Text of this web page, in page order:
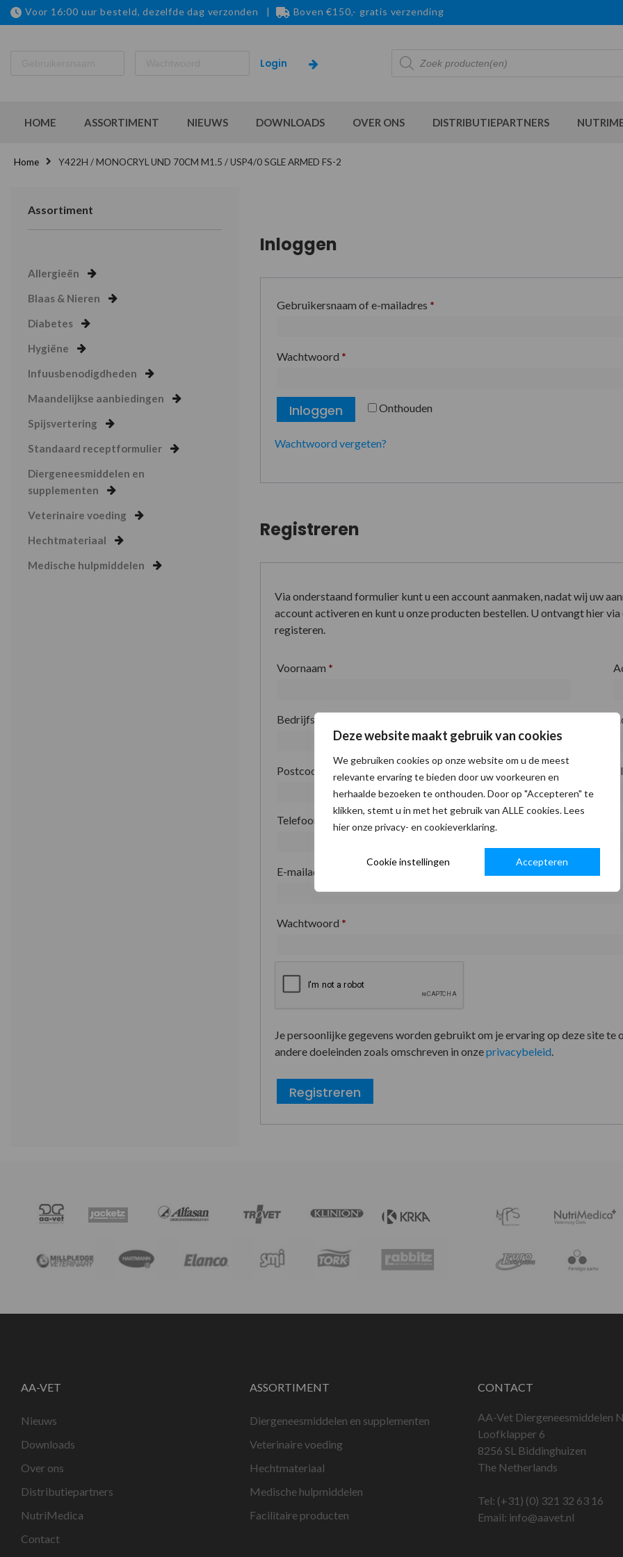
Deze website maakt gebruik van cookies
We gebruiken cookies op onze website om u de meest
relevante ervaring te bieden door uw voorkeuren en
herhaalde bezoeken te onthouden. Door op "Accepteren" te
klikken, stemt u in met het gebruik van ALLE cookies. Lees
hier onze privacy- en cookieverklaring.
Cookie instellingen Accepteren
Voor 16:00 uur besteld, dezelfde dag verzonden | Boven €150,- gratis verzending
Producten
zoeken
HOME ASSORTIMENT NIEUWS DOWNLOADS OVER ONS DISTRIBUTIEPARTNERS
Home Y422H / MONOCRYL UND 70CM M1.5 / USP4/0 SGLE ARMED FS-2
Assortiment
Allergieën
Blaas & Nieren
Diabetes
Hygiëne
Infuusbenodigdheden
Maandelijkse aanbiedingen
Spijsvertering
Standaard receptformulier
Diergeneesmiddelen en
supplementen
Veterinaire voeding
Hechtmateriaal
Medische hulpmiddelen
Inloggen
Gebruikersnaam of e-mailadres *
Wachtwoord *
Onthouden
Inloggen
Wachtwoord vergeten?
Registreren
Via onderstaand formulier kunt u een account aanmaken, nadat wij uw
account activeren en kunt u onze producten bestellen. U ontvangt hier
registeren.
Voornaam *
Bedrijfsnaam
Postcode
Telefoon
E-mailadres
Wachtwoord *
Je persoonlijke gegevens worden gebruikt om je ervaring op deze site
andere doeleinden zoals omschreven in onzeprivacybeleid
Registreren
AA-VET
Nieuws
Downloads
Over ons
Distributiepartners
NutriMedica
Contact
ASSORTIMENT
Diergeneesmiddelen en supplementen
Veterinaire voeding
Hechtmateriaal
Medische hulpmiddelen
Facilitaire producten
CONTACT
AA-Vet Diergeneesmiddelen
Loofklapper 6
8256 SL Biddinghuizen
The Netherlands
Tel: (+31) (0) 321 32 63 16
Email: info@aavet.nl